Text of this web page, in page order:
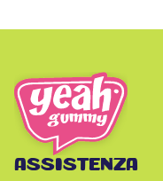
metabolismo, il
ASSISTENZA